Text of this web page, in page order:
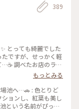
389
とっても綺麗でした
ですが、せっかく軽
調べたお店のラス
した。 スポットのお
な〜とちょっぴり残
駐車場はありません
すので、事前に調べ
Tue. : #クラシカル
もっとみる
池へ…🚗 : 色とりど
ョンし、紅葉も美し
という名前がぴった